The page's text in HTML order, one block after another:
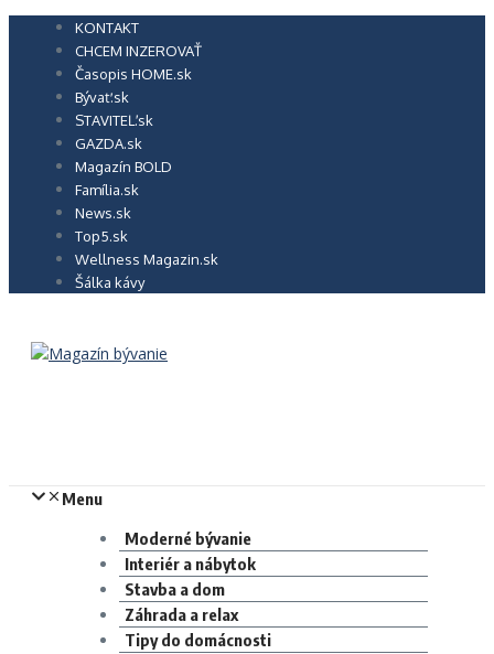
Preskočiť
KONTAKT
CHCEM INZEROVAŤ
Časopis HOME.sk
Bývať.sk
STAVITEĽ.sk
GAZDA.sk
Magazín BOLD
Família.sk
News.sk
Top5.sk
Wellness Magazin.sk
Šálka kávy
Menu
Moderné bývanie
Interiér a nábytok
Stavba a dom
Záhrada a relax
Tipy do domácnosti